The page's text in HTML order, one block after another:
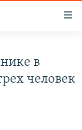
в
человек